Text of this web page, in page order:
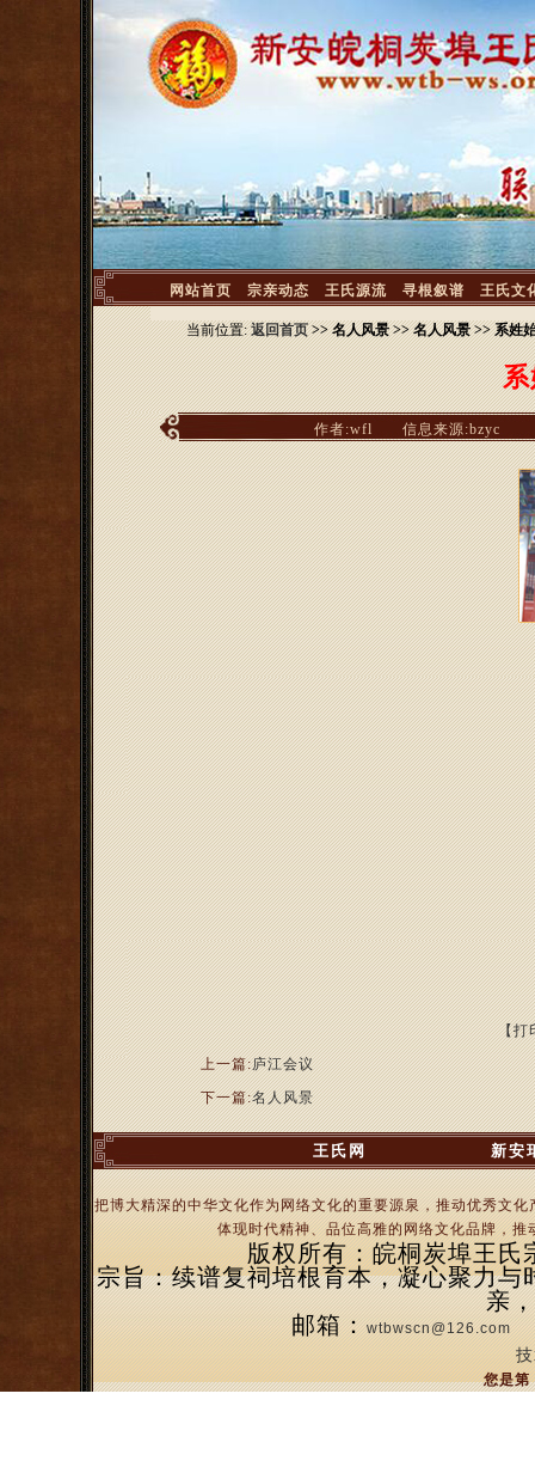
网站首页 宗亲动态 王氏源流 寻根叙谱 王氏文
当前位置: 返回首页>> 名人风景 >> 名人风景 >> 系姓
作者:wfl 信息来源:bzyc
【打
上一篇:庐江会议
下一篇:名人风景
王氏网 新安
把博大精深的中华文化作为网络文化的重要源泉，推动优秀文
体现时代精神、品位高雅的网络文化品牌，
版权所有：皖桐炭埠王氏
宗旨：续谱复祠培根育本，凝心聚力
亲
邮箱：wtbwscn@126.com
您是第